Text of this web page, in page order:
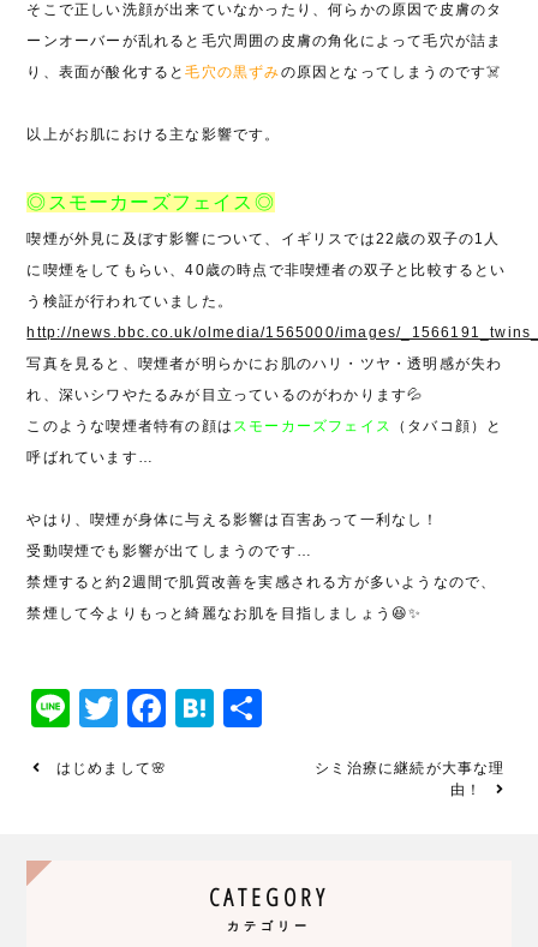
そこで正しい洗顔が出来ていなかったり、何らかの原因で皮膚のタ
ーンオーバーが乱れると毛穴周囲の皮膚の角化によって毛穴が詰ま
り、表面が酸化すると毛穴の黒ずみの原因となってしまうのです☠️
以上がお肌における主な影響です。
◎スモーカーズフェイス◎
喫煙が外見に及ぼす影響について、イギリスでは22 歳の双子の1 人
に喫煙をしてもらい、40歳の時点で非喫煙者の双子と比較するとい
う検証が行われていました。
http://news.bbc.co.uk/olmedia/1565000/images/
写真を見ると、喫煙者が明らかにお肌のハリ・ツヤ・透明感が失わ
れ、深いシワやたるみが目立っているのがわかります💦
このような喫煙者特有の顔は スモーカーズフェイス
（タバコ顔）と
呼ばれています…
やはり、喫煙が身体に与える影響は百害あって一利なし！
受動喫煙でも影響が出てしまうのです…
禁煙すると約2週間で肌質改善を実感される方が多いようなので、
禁煙して今よりもっと綺麗なお肌を目指しましょう 😆✨
LineTwitter
Facebook
Hatena
はじめまして🌸
シミ治療に継続が大事な理
由！
CATEGORY
カテゴリー